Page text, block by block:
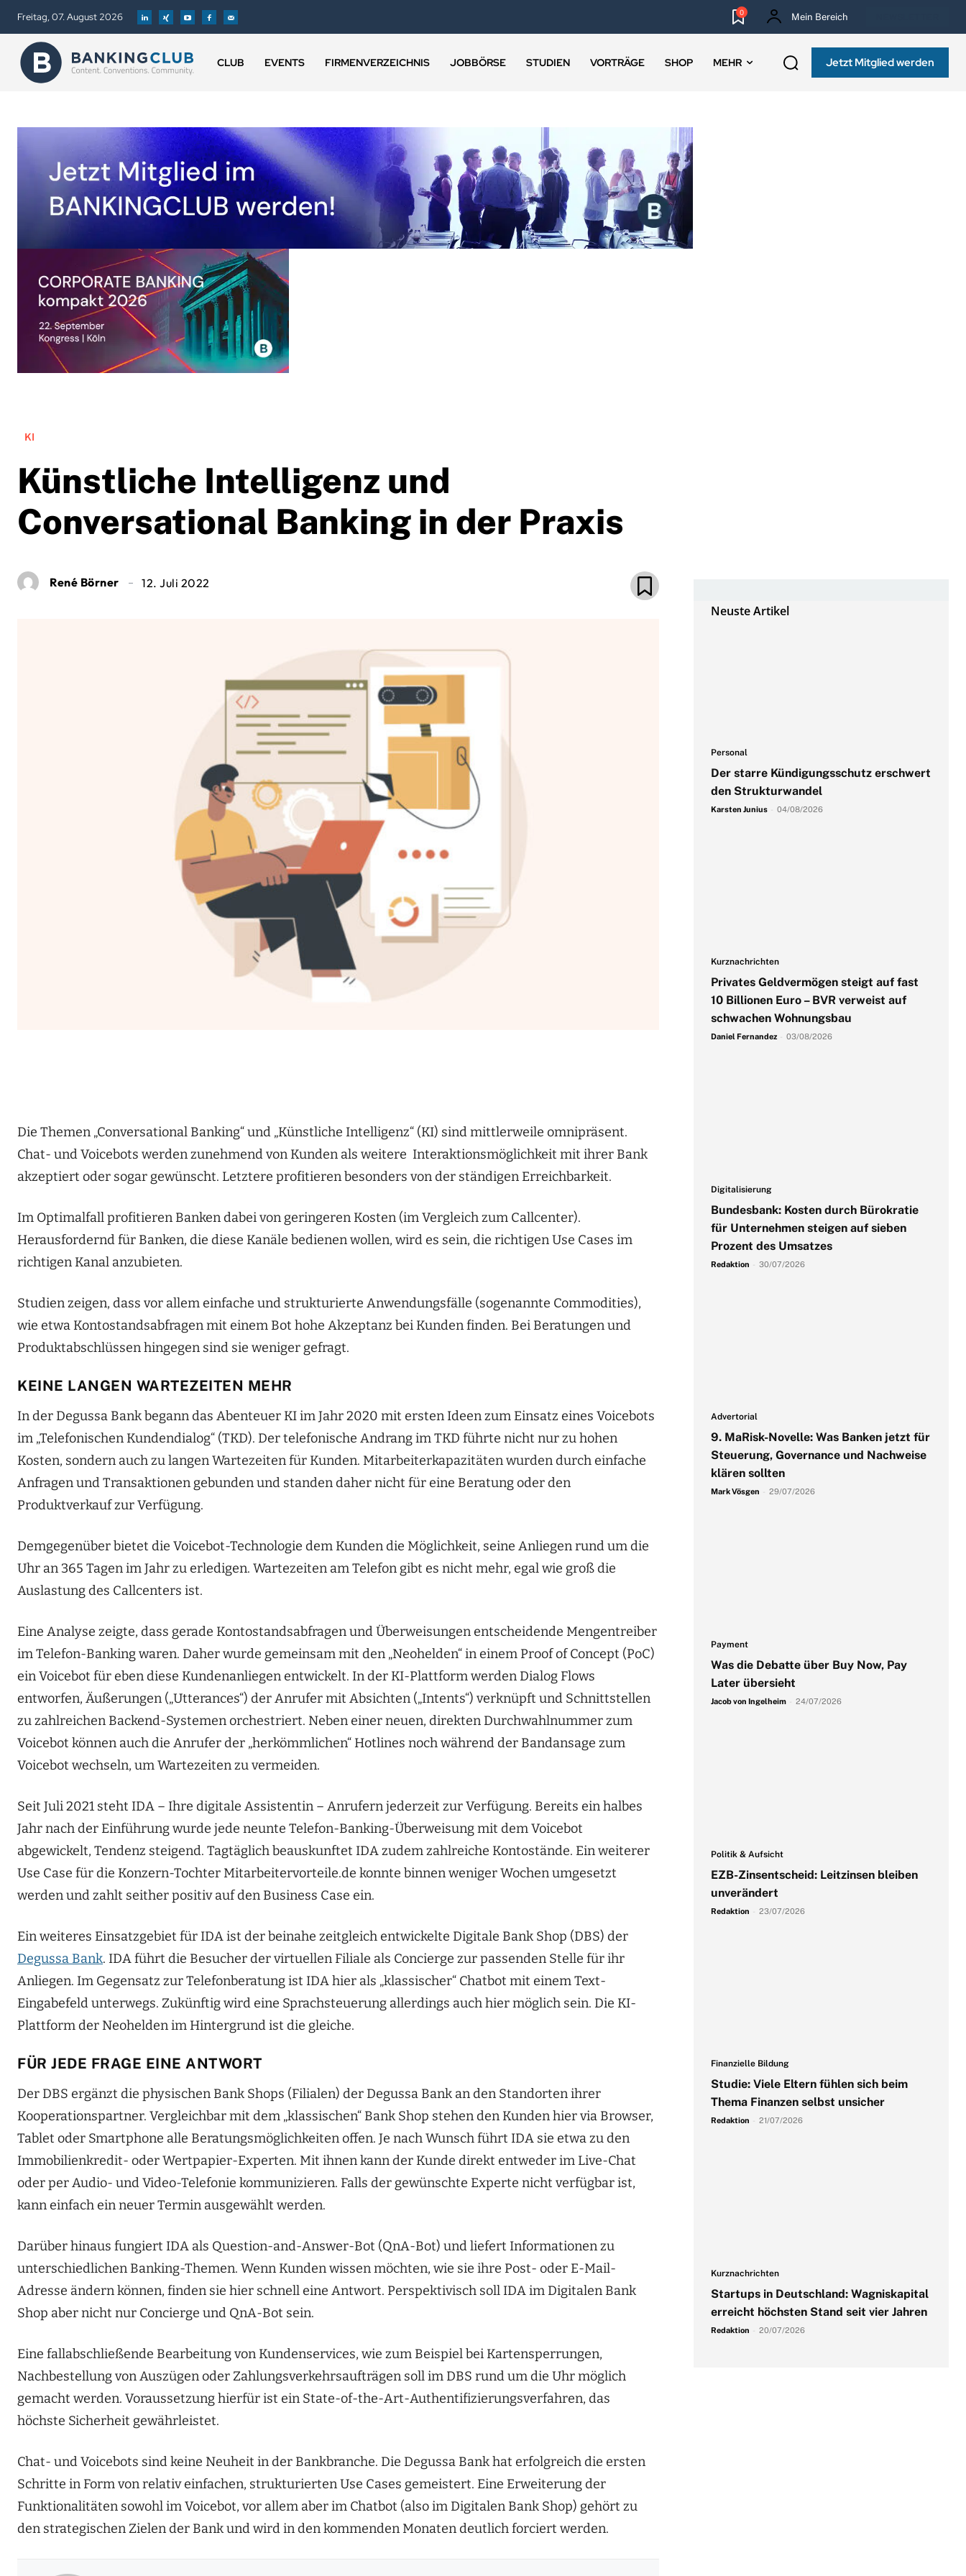
Freitag, 07. August 2026 0 Mein Bereich
CLUB EVENTS FIRMENVERZEICHNIS JOBBÖRSE STUDIEN VORTRÄGE SHOP MEHR Jetzt Mitglied werden
KI
Künstliche Intelligenz und
Conversational Banking in der Praxis
René Börner 12. Juli 2022
Die Themen „Conversational Banking“ und „Künstliche Intelligenz“ (KI) sind mittlerweile omnipräsent.
Chat- und Voicebots werden zunehmend von Kunden als weitere Interaktionsmöglichkeit mit ihrer Bank
akzeptiert oder sogar gewünscht. Letztere profitieren besonders von der ständigen Erreichbarkeit.
Im Optimalfall profitieren Banken dabei von geringeren Kosten (im Vergleich zum Callcenter).
Herausfordernd für Banken, die diese Kanäle bedienen wollen, wird es sein, die richtigen Use Cases im
richtigen Kanal anzubieten.
Studien zeigen, dass vor allem einfache und strukturierte Anwendungsfälle (sogenannte Commodities),
wie etwa Kontostandsabfragen mit einem Bot hohe Akzeptanz bei Kunden finden. Bei Beratungen und
Produktabschlüssen hingegen sind sie weniger gefragt.
KEINE LANGEN WARTEZEITEN MEHR
In der Degussa Bank begann das Abenteuer KI im Jahr 2020 mit ersten Ideen zum Einsatz eines Voicebots
im „Telefonischen Kundendialog“ (TKD). Der telefonische Andrang im TKD führte nicht nur zu hohen
Kosten, sondern auch zu langen Wartezeiten für Kunden. Mitarbeiterkapazitäten wurden durch einfache
Anfragen und Transaktionen gebunden und standen daher nicht für eine Beratung oder den
Produktverkauf zur Verfügung.
Demgegenüber bietet die Voicebot-Technologie dem Kunden die Möglichkeit, seine Anliegen rund um die
Uhr an 365 Tagen im Jahr zu erledigen. Wartezeiten am Telefon gibt es nicht mehr, egal wie groß die
Auslastung des Callcenters ist.
Eine Analyse zeigte, dass gerade Kontostandsabfragen und Überweisungen entscheidende Mengentreiber
im Telefon-Banking waren. Daher wurde gemeinsam mit den „Neohelden“ in einem Proof of Concept (PoC)
ein Voicebot für eben diese Kundenanliegen entwickelt. In der KI-Plattform werden Dialog Flows
entworfen, Äußerungen („Utterances“) der Anrufer mit Absichten („Intents“) verknüpft und Schnittstellen
zu zahlreichen Backend-Systemen orchestriert. Neben einer neuen, direkten Durchwahlnummer zum
Voicebot können auch die Anrufer der „herkömmlichen“ Hotlines noch während der Bandansage zum
Voicebot wechseln, um Wartezeiten zu vermeiden.
Seit Juli 2021 steht IDA – Ihre digitale Assistentin – Anrufern jederzeit zur Verfügung. Bereits ein halbes
Jahr nach der Einführung wurde jede neunte Telefon-Banking-Überweisung mit dem Voicebot
abgewickelt, Tendenz steigend. Tagtäglich beauskunftet IDA zudem zahlreiche Kontostände. Ein weiterer
Use Case für die Konzern-Tochter Mitarbeitervorteile.de konnte binnen weniger Wochen umgesetzt
werden und zahlt seither positiv auf den Business Case ein.
Ein weiteres Einsatzgebiet für IDA ist der beinahe zeitgleich entwickelte Digitale Bank Shop (DBS) der
Degussa Bank. IDA führt die Besucher der virtuellen Filiale als Concierge zur passenden Stelle für ihr
Anliegen. Im Gegensatz zur Telefonberatung ist IDA hier als „klassischer“ Chatbot mit einem Text-
Eingabefeld unterwegs. Zukünftig wird eine Sprachsteuerung allerdings auch hier möglich sein. Die KI-
Plattform der Neohelden im Hintergrund ist die gleiche.
FÜR JEDE FRAGE EINE ANTWORT
Der DBS ergänzt die physischen Bank Shops (Filialen) der Degussa Bank an den Standorten ihrer
Kooperationspartner. Vergleichbar mit dem „klassischen“ Bank Shop stehen den Kunden hier via Browser,
Tablet oder Smartphone alle Beratungsmöglichkeiten offen. Je nach Wunsch führt IDA sie etwa zu den
Immobilienkredit- oder Wertpapier-Experten. Mit ihnen kann der Kunde direkt entweder im Live-Chat
oder per Audio- und Video-Telefonie kommunizieren. Falls der gewünschte Experte nicht verfügbar ist,
kann einfach ein neuer Termin ausgewählt werden.
Darüber hinaus fungiert IDA als Question-and-Answer-Bot (QnA-Bot) und liefert Informationen zu
unterschiedlichen Banking-Themen. Wenn Kunden wissen möchten, wie sie ihre Post- oder E-Mail-
Adresse ändern können, finden sie hier schnell eine Antwort. Perspektivisch soll IDA im Digitalen Bank
Shop aber nicht nur Concierge und QnA-Bot sein.
Eine fallabschließende Bearbeitung von Kundenservices, wie zum Beispiel bei Kartensperrungen,
Nachbestellung von Auszügen oder Zahlungsverkehrsaufträgen soll im DBS rund um die Uhr möglich
gemacht werden. Voraussetzung hierfür ist ein State-of-the-Art-Authentifizierungsverfahren, das
höchste Sicherheit gewährleistet.
Chat- und Voicebots sind keine Neuheit in der Bankbranche. Die Degussa Bank hat erfolgreich die ersten
Schritte in Form von relativ einfachen, strukturierten Use Cases gemeistert. Eine Erweiterung der
Funktionalitäten sowohl im Voicebot, vor allem aber im Chatbot (also im Digitalen Bank Shop) gehört zu
den strategischen Zielen der Bank und wird in den kommenden Monaten deutlich forciert werden.
Neuste Artikel
Personal
Der starre Kündigungsschutz erschwert
den Strukturwandel
Karsten Junius 04/08/2026
Kurznachrichten
Privates Geldvermögen steigt auf fast
10 Billionen Euro – BVR verweist auf
schwachen Wohnungsbau
Daniel Fernandez 03/08/2026
Digitalisierung
Bundesbank: Kosten durch Bürokratie
für Unternehmen steigen auf sieben
Prozent des Umsatzes
Redaktion 30/07/2026
Advertorial
9. MaRisk-Novelle: Was Banken jetzt für
Steuerung, Governance und Nachweise
klären sollten
Mark Vösgen 29/07/2026
Payment
Was die Debatte über Buy Now, Pay
Later übersieht
Jacob von Ingelheim 24/07/2026
Politik & Aufsicht
EZB-Zinsentscheid: Leitzinsen bleiben
unverändert
Redaktion 23/07/2026
Finanzielle Bildung
Studie: Viele Eltern fühlen sich beim
Thema Finanzen selbst unsicher
Redaktion 21/07/2026
Kurznachrichten
Startups in Deutschland: Wagniskapital
erreicht höchsten Stand seit vier Jahren
Redaktion 20/07/2026